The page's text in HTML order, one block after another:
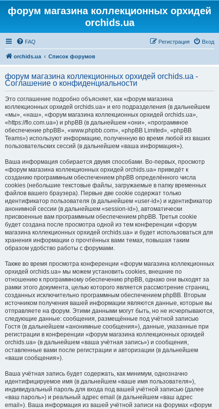
форум магазина коллекционных орхидей
orchids.ua
FAQ Вход
Регистрация
orchids.ua Список форумов
форум магазина коллекционных орхидей orchids.ua -
Соглашение о конфиденциальности
Это соглашение подробно объясняет, как «форум магазина
коллекционных орхидей orchids.ua» и его подразделения (в дальнейшем
«мы», «наш», «форум магазина коллекционных орхидей orchids.ua»,
«https://flo.com.ua») и phpBB (в дальнейшем «они», «программное
обеспечение phpBB», «www.phpbb.com», «phpBB Limited», «phpBB
Teams») используют информацию, полученную во время любой из ваших
пользовательских сессий (в дальнейшем «ваша информация»).
Ваша информация собирается двумя способами. Во-первых, просмотр
«форум магазина коллекционных орхидей orchids.ua» приведёт к
созданию программным обеспечением phpBB определённого числа
cookies (небольшие текстовые файлы, загружаемые в папку временных
файлов вашего браузера). Первые две cookie содержат только
идентификатор пользователя (в дальнейшем «user-id») и идентификатор
анонимной сессии (в дальнейшем «session-id»), автоматически
присвоенные вам программным обеспечением phpBB. Третья cookie
будет создана после просмотра одной из тем конференции «форум
магазина коллекционных орхидей orchids.ua» и будет использоваться для
хранения информации о прочтённых вами темах, повышая таким
образом удобство работы с форумами.
Также во время просмотра конференции «форум магазина коллекционных
орхидей orchids.ua» мы можем установить cookies, внешние по
отношению к программному обеспечению phpBB, однако они выходят за
рамки этого документа, целью которого является рассмотрение страниц,
созданных исключительно программным обеспечением phpBB. Вторым
источником получения вашей информации являются данные, которые вы
отправляете на форум. Этими данными могут быть, но не исчерпываются,
следующие данные: сообщения, размещённые под учётной записью
Гостя (в дальнейшем «анонимные сообщения»), данные, указанные при
регистрации в конференции «форум магазина коллекционных орхидей
orchids.ua» (в дальнейшем «ваша учётная запись») и сообщения,
оставленные вами после регистрации и авторизации (в дальнейшем
«ваши сообщения»).
Ваша учётная запись будет содержать, как минимум, однозначно
идентифицируемое имя (в дальнейшем «ваше имя пользователя»),
индивидуальный пароль для входа под вашей учётной записью (далее
«ваш пароль») и реальный адрес email (в дальнейшем «ваш адрес
email»). Ваша информация из вашей учётной записи на форумах «форум